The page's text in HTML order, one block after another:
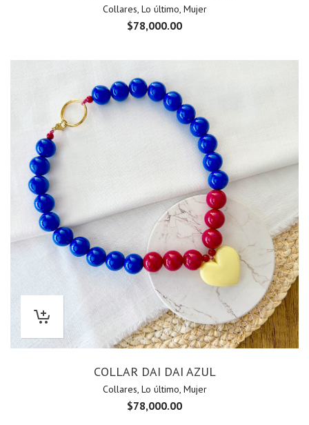
Collares, Lo último, Mujer
$78,000.00
COLLAR DAI DAI AZUL
Collares, Lo último, Mujer
$78,000.00